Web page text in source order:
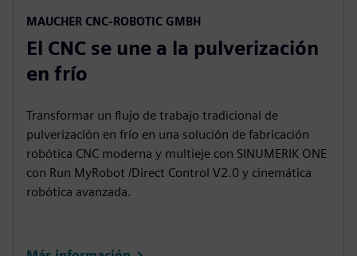
MAUCHER CNC-ROBOTIC GMBH
El CNC se une a la pulverización
en frío
Transformar un flujo de trabajo tradicional de
pulverización en frío en una solución de fabricación
robótica CNC moderna y multieje con SINUMERIK ONE
con Run MyRobot /Direct Control V2.0 y cinemática
robótica avanzada.